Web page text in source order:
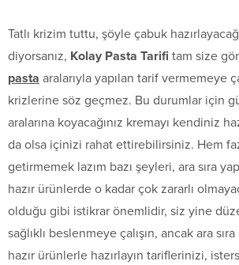
Tatlı krizim tuttu, şöyle çabuk
diyorsanız, Kolay Pasta Tarifi tam size
pasta aralarıyla yapılan tarif vermemeye
krizlerine söz geçmez. Bu durumlar için
aralarına koyacağınız kremayı kendiniz
da olsa içinizi rahat ettirebilirsiniz. Hem
getirmemek lazım bazı şeyleri, ara sıra
hazır ürünlerde o kadar çok zararlı
olduğu gibi istikrar önemlidir, siz yine
sağlıklı beslenmeye çalışın, ancak ara
hazır ürünlerle hazırlayın tariflerinizi,